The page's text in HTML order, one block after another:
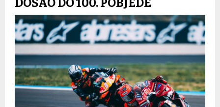
DOŠAO DO 100. POBJEDE